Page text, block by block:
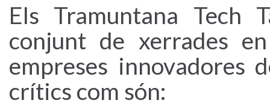
Els Tramuntana Tech
conjunt de xerrades
empreses innovadores
crítics com són: